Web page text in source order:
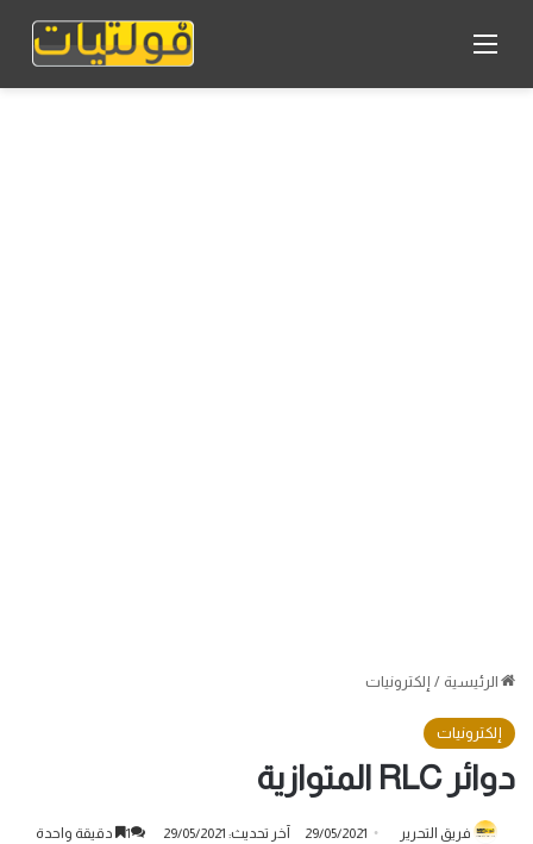
القائمة
الرئيسية / إلكترونيات
إلكترونيات
دوائر RLC المتوازية
فريق التحرير 29/05/2021 آخر تحديث: 29/05/2021 1 دقيقة واحدة